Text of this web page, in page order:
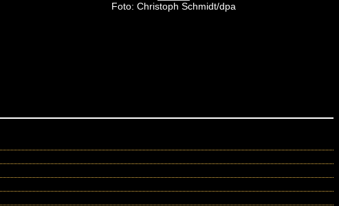
Foto: Christoph Schmidt/dpa